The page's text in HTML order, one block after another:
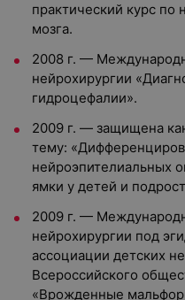
практический курс по
мозга.
2008 г. —
нейрохирургии
гидроцефалии».
2009 г. — защищена
тему:
нейроэпителиальных
ямки у детей и
2009 г. —
нейрохирургии под
ассоциации детских
Всероссийского
«Врожденные